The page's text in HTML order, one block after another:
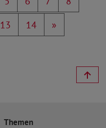
13 14 »
Themen